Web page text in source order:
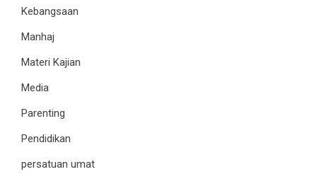
Kebangsaan
Manhaj
Materi Kajian
Media
Parenting
Pendidikan
persatuan umat